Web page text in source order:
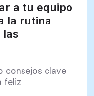
a tu equipo
la rutina
las
consejos clave
feliz